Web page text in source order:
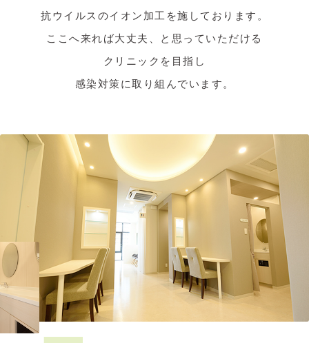
抗ウイルスのイオン加工を施しております。
ここへ来れば大丈夫、と思っていただける
クリニックを目指し
感染対策に取り組んでいます。